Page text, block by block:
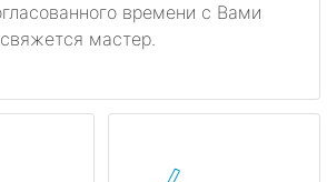
времени с Вами
свяжется мастер.